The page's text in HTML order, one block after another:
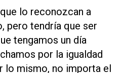
lo reconozcan a
pero tendría que ser
tengamos un día
por la igualdad
lo mismo, no importa el